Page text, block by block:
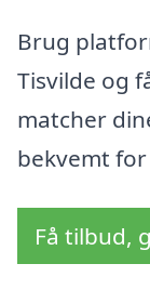
Brug
Tisvilde og
matcher
bekvemt
Få tilbud,